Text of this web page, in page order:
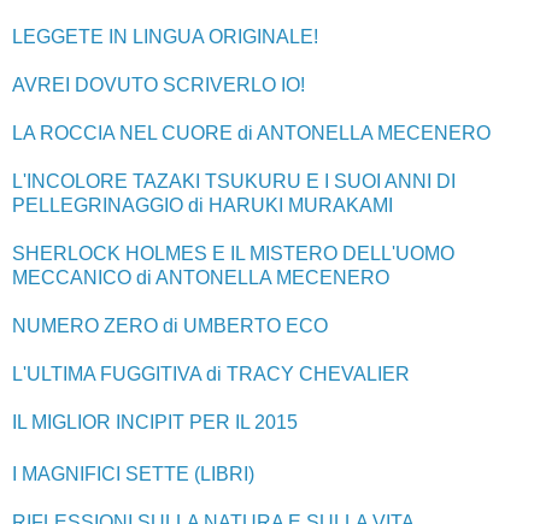
LEGGETE IN LINGUA ORIGINALE!
AVREI DOVUTO SCRIVERLO IO!
LA ROCCIA NEL CUORE di ANTONELLA MECENERO
L'INCOLORE TAZAKI TSUKURU E I SUOI ANNI DI
PELLEGRINAGGIO di HARUKI MURAKAMI
SHERLOCK HOLMES E IL MISTERO DELL'UOMO
MECCANICO di ANTONELLA MECENERO
NUMERO ZERO di UMBERTO ECO
L'ULTIMA FUGGITIVA di TRACY CHEVALIER
IL MIGLIOR INCIPIT PER IL 2015
I MAGNIFICI SETTE (LIBRI)